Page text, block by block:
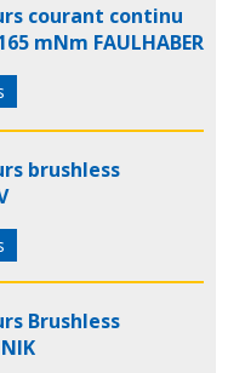
courant continu
mNm FAULHABER
brushless
Brushless